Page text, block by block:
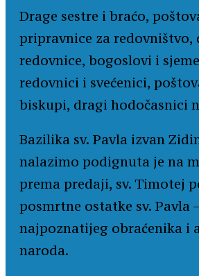
Drage sestre i braćo,
pripravnice za redovništvo,
redovnice, bogoslovi i
redovnici i svećenici,
biskupi, dragi hodočasnici
Bazilika sv. Pavla izvan
nalazimo podignuta je na
prema predaji, sv. Timotej
posmrtne ostatke sv. Pavla
najpoznatijeg obraćenika i
naroda.